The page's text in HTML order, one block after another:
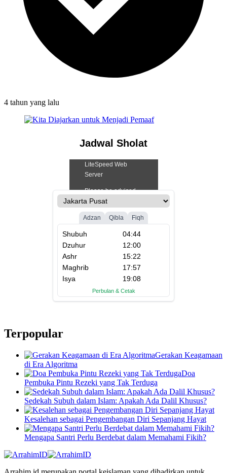
4 tahun yang lalu
Jadwal Sholat
Terpopular
Gerakan Keagamaan
di Era Algoritma
Doa
Pembuka Pintu Rezeki yang Tak Terduga
Sedekah Subuh dalam Islam: Apakah Ada Dalil Khusus?
Kesalehan sebagai Pengembangan Diri Sepanjang Hayat
Mengapa Santri Perlu Berdebat dalam Memahami Fikih?